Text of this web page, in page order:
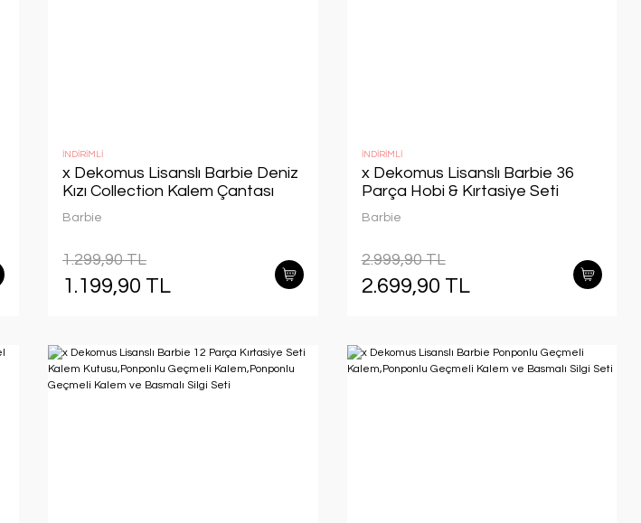
İNDİRİMLİ
x Dekomus Lisanslı Barbie Deniz
Kızı Collection Kalem Çantası
Barbie
1.299,90 TL
1.199,90 TL
İNDİRİMLİ
x Dekomus Lisanslı Barbie 36
Parça Hobi & Kırtasiye Seti
Cetvel,Makas,Geçmeli
Kalem,Boyama Seti
Barbie
2.999,90 TL
2.699,90 TL